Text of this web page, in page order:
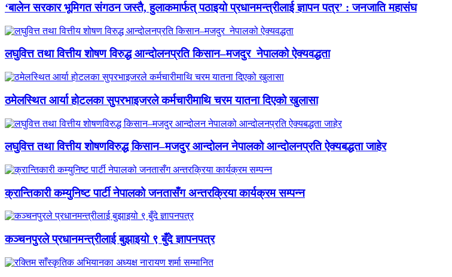
‘बालेन सरकार भूमिगत संगठन जस्तै, हुलाकमार्फत् पठाइयो प्रधानमन्त्रीलाई ज्ञापन पत्र’ : जनजाति महासंघ
लघुवित्त तथा वित्तीय शोषण विरुद्ध आन्दोलनप्रति किसान–मजदुर नेपालको ऐक्यवद्धता
ठमेलस्थित आर्या होटलका सुपरभाइजरले कर्मचारीमाथि चरम यातना दिएको खुलासा
लघुवित्त तथा वित्तीय शोषणविरुद्ध किसान–मजदुर आन्दोलन नेपालको आन्दोलनप्रति ऐक्यबद्धता जाहेर
क्रान्तिकारी कम्युनिष्ट पार्टी नेपालको जनतासँग अन्तरक्रिया कार्यक्रम सम्पन्न
कञ्चनपुरले प्रधानमन्त्रीलाई बुझाइयो ९ बुँदे ज्ञापनपत्र